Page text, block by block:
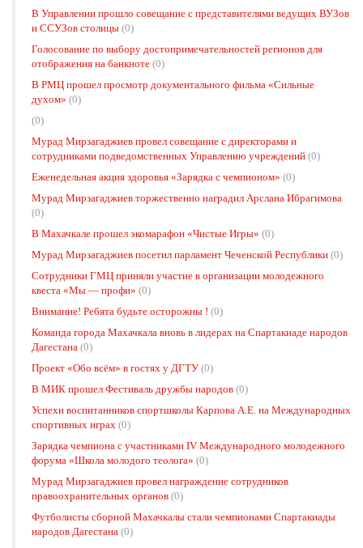
В Управлении прошло совещание с представителями ведущих ВУЗов
и ССУЗов столицы (0)
Голосование по выбору достопримечательностей регионов для
отображения на банкноте (0)
В РМЦ прошел просмотр документального фильма «Сильные
духом» (0)
(0)
Мурад Мирзагаджиев провел совещание с директорами и
сотрудниками подведомственных Управлению учреждений (0)
Еженедельная акция здоровья «Зарядка с чемпионом» (0)
Мурад Мирзагаджиев торжественно наградил Арслана Ибрагимова
(0)
В Махачкале прошел экомарафон «Чистые Игры» (0)
Мурад Мирзагаджиев посетил парламент Чеченской Республики (0)
Сотрудники ГМЦ приняли участие в организации молодежного
квеста «Мы — профи» (0)
Внимание! Ребята будьте осторожны ! (0)
Команда города Махачкала вновь в лидерах на Спартакиаде народов
Дагестана (0)
Проект «Обо всём» в гостях у ДГТУ (0)
В МИК прошел Фестиваль дружбы народов (0)
Успехи воспитанников спортшколы Карпова А.Е. на Международных
спортивных играх (0)
Зарядка чемпиона с участниками IV Международного молодежного
форума «Школа молодого теолога» (0)
Мурад Мирзагаджиев провел награждение сотрудников
правоохранительных органов (0)
Футболисты сборной Махачкалы стали чемпионами Спартакиады
народов Дагестана (0)